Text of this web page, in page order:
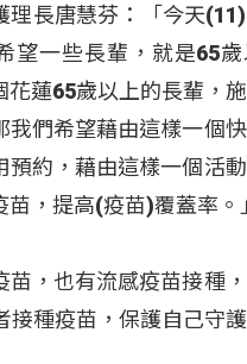
理長唐慧芬：「今天
望一些長輩，就是65
花蓮65歲以上的長輩，
我們希望藉由這樣一個
預約，藉由這樣一個活
，提高(疫苗)覆蓋率。
苗，也有流感疫苗接種
接種疫苗，保護自己守